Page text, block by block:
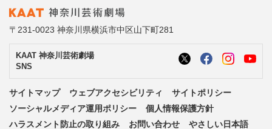
〒231-0023 神奈川県横浜市中区山下町281
KAAT 神奈川芸術劇場
SNS
サイトマップ ウェブアクセシビリティ
サイトポリシー
ソーシャルメディア運用ポリシー
個人情報保護方針
ハラスメント防止の取り組み
お問い合わせ やさしい日本語